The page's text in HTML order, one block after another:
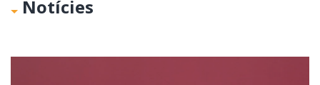
Notícies